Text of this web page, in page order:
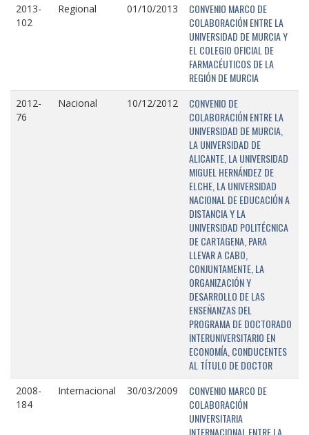
2013-
102
Regional 01/10/2013
CONVENIO MARCO DE
COLABORACIÓN ENTRE LA
UNIVERSIDAD DE MURCIA Y
EL COLEGIO OFICIAL DE
FARMACÉUTICOS DE LA
REGIÓN DE MURCIA
2012-
76
Nacional 10/12/2012
CONVENIO DE
COLABORACIÓN ENTRE LA
UNIVERSIDAD DE MURCIA,
LA UNIVERSIDAD DE
ALICANTE, LA UNIVERSIDAD
MIGUEL HERNÁNDEZ DE
ELCHE, LA UNIVERSIDAD
NACIONAL DE EDUCACIÓN A
DISTANCIA Y LA
UNIVERSIDAD POLITÉCNICA
DE CARTAGENA, PARA
LLEVAR A CABO,
CONJUNTAMENTE, LA
ORGANIZACIÓN Y
DESARROLLO DE LAS
ENSEÑANZAS DEL
PROGRAMA DE DOCTORADO
INTERUNIVERSITARIO EN
ECONOMÍA, CONDUCENTES
AL TÍTULO DE DOCTOR
2008-
184
Internacional 30/03/2009
CONVENIO MARCO DE
COLABORACIÓN
UNIVERSITARIA
INTERNACIONAL ENTRE LA